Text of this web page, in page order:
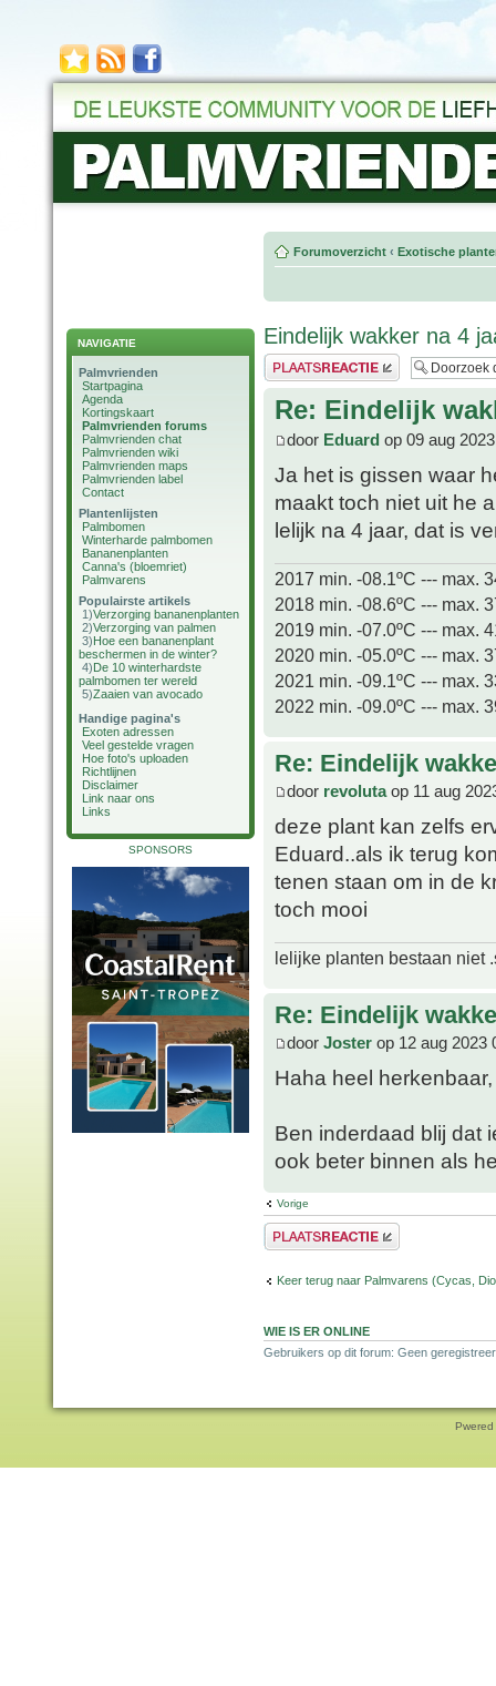
NAVIGATIE
Palmvrienden
Startpagina
Agenda
Kortingskaart
Palmvrienden forums
Palmvrienden chat
Palmvrienden wiki
Palmvrienden maps
Palmvrienden label
Contact
Plantenlijsten
Palmbomen
Winterharde palmbomen
Bananenplanten
Canna's (bloemriet)
Palmvarens
Populairste artikels
1)Verzorging bananenplanten
2)Verzorging van palmen
3)Hoe een bananenplant
beschermen in de winter?
4)De 10 winterhardste
palmbomen ter wereld
5)Zaaien van avocado
Handige pagina's
Exoten adressen
Veel gestelde vragen
Hoe foto's uploaden
Richtlijnen
Disclaimer
Link naar ons
Links
SPONSORS
Forumoverzicht ‹ Exotische
Eindelijk wakker na 4
Plaats een reactie
Re: Eindelijk
door Eduard op 09 aug
Ja het is gissen waar
maakt toch niet uit he
lelijk na 4 jaar, dat is
2017 min. -08.1ºC --- max.
2018 min. -08.6ºC --- max.
2019 min. -07.0ºC --- max.
2020 min. -05.0ºC --- max.
2021 min. -09.1ºC --- max.
2022 min. -09.0ºC --- max.
Re: Eindelijk
door revolutaop 11 aug
deze plant kan zelfs
Eduard..als ik terug
tenen staan om in de
toch mooi
lelijke planten bestaan niet
Re: Eindelijk
door Joster op 12 aug 2023
Haha heel
Ben inderdaad blij dat
ook beter binnen als
Vorige
Plaats een reactie
Keer terug naar Palmvarens (Cycas,
WIE IS ER ONLINE
Gebruikers op dit forum: Geen